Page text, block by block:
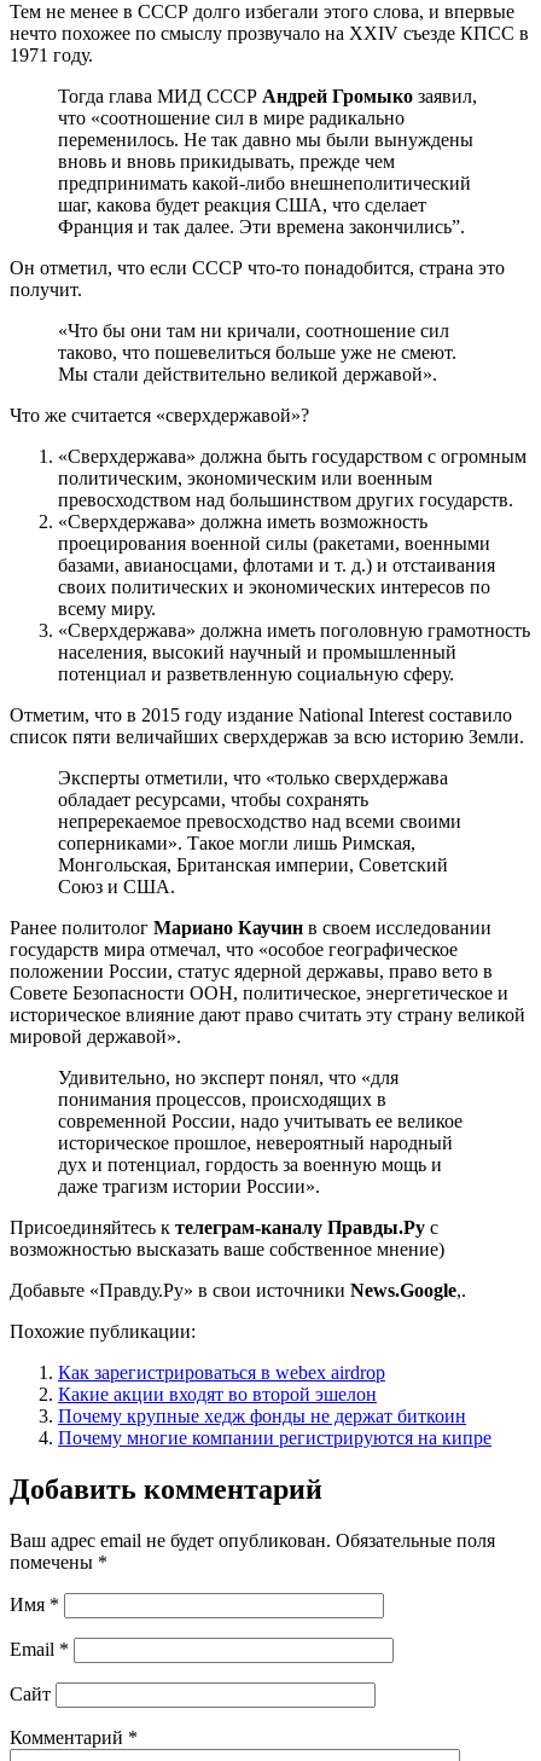
Тем не менее в СССР долго избегали этого слова, и впервые
нечто похожее по смыслу прозвучало на ХХIV съезде КПСС в
1971 году.
Тогда глава МИД СССР Андрей Громыко заявил,
что «соотношение сил в мире радикально
переменилось. Не так давно мы были вынуждены
вновь и вновь прикидывать, прежде чем
предпринимать какой-либо внешнеполитический
шаг, какова будет реакция США, что сделает
Франция и так далее. Эти времена закончились”.
Он отметил, что если СССР что-то понадобится, страна это
получит.
«Что бы они там ни кричали, соотношение сил
таково, что пошевелиться больше уже не смеют.
Мы стали действительно великой державой».
Что же считается «сверхдержавой»?
«Сверхдержава» должна быть государством с огромным
политическим, экономическим или военным
превосходством над большинством других государств.
«Сверхдержава» должна иметь возможность
проецирования военной силы (ракетами, военными
базами, авианосцами, флотами и т. д.) и отстаивания
своих политических и экономических интересов по
всему миру.
«Сверхдержава» должна иметь поголовную грамотность
населения, высокий научный и промышленный
потенциал и разветвленную социальную сферу.
Отметим, что в 2015 году издание National Interest составило
список пяти величайших сверхдержав за всю историю Земли.
Эксперты отметили, что «только сверхдержава
обладает ресурсами, чтобы сохранять
непререкаемое превосходство над всеми своими
соперниками». Такое могли лишь Римская,
Монгольская, Британская империи, Советский
Союз и США.
Ранее политолог Мариано Каучин в своем исследовании
государств мира отмечал, что «особое географическое
положении России, статус ядерной державы, право вето в
Совете Безопасности ООН, политическое, энергетическое и
историческое влияние дают право считать эту страну великой
мировой державой».
Удивительно, но эксперт понял, что «для
понимания процессов, происходящих в
современной России, надо учитывать ее великое
историческое прошлое, невероятный народный
дух и потенциал, гордость за военную мощь и
даже трагизм истории России».
Присоединяйтесь к телеграм-каналу Правды.Ру с
возможностью высказать ваше собственное мнение)
Добавьте «Правду.Ру» в свои источники News.Google,.
Похожие публикации:
Как зарегистрироваться в webex airdrop
Какие акции входят во второй эшелон
Почему крупные хедж фонды не держат биткоин
Почему многие компании регистрируются на кипре
Добавить комментарий
Ваш адрес email не будет опубликован. Обязательные поля
помечены *
Имя *
Email *
Сайт
Комментарий *